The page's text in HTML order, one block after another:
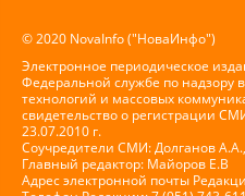
© 2020 NovaInfo ("НоваИнфо")
Электронное периодическое
Федеральной службе по
технологий и массовых
свидетельство о регистрации
23.07.2010 г.
Соучредители СМИ: Долганов
Главный редактор: Майоров Е.В
Адрес электронной почты